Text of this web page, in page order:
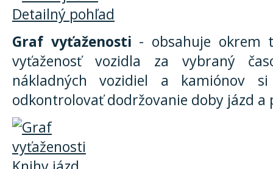
Graf vyťaženosti - obsahuje okrem
vyťaženosť vozidla za vybraný
nákladných vozidiel a kamiónov
odkontrolovať dodržovanie doby jázd a